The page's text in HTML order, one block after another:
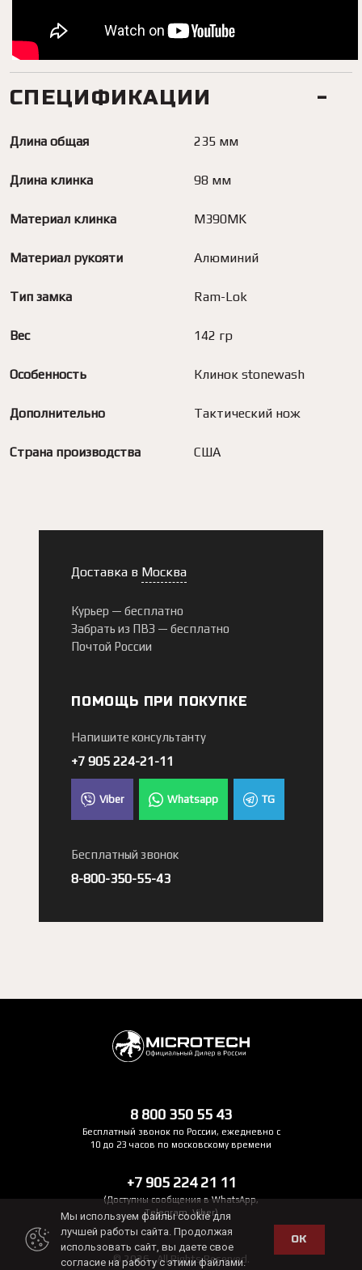
СПЕЦИФИКАЦИИ
Длина общая 235 мм
Длина клинка 98 мм
Материал клинка M390MK
Материал рукояти Алюминий
Тип замка Ram-Lok
Вес 142 гр
Особенность Клинок stonewash
Дополнительно Тактический нож
Страна производства США
Доставка в Москва
Курьер — бесплатно
Забрать из ПВЗ — бесплатно
Почтой России
ПОМОЩЬ ПРИ ПОКУПКЕ
Напишите консультанту
+7 905 224-21-11
Viber Whatsapp TG
Бесплатный звонок
8-800-350-55-43
8 800 350 55 43
Бесплатный звонок по России, ежедневно с
10 до 23 часов по московскому времени
+7 905 224 21 11
(Доступны сообщения в WhatsApp,
Telegram, Viber)
© 2026 . All Rights Reserved.
Мы используем файлы cookie для
лучшей работы сайта. Продолжая
использовать сайт, вы даете свое
согласие на работу с этими файлами.
ОК